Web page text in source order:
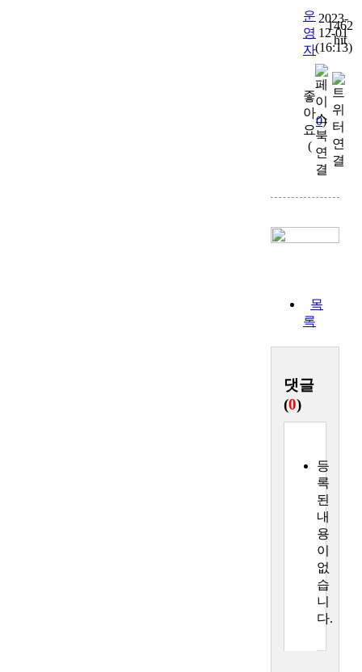
운
영
자
2023-
12-01
(16:13)
1462
hit
좋
아
요
(
0)
목
록
댓글
(0)
등
록
된
내
용
이
없
습
니
다.